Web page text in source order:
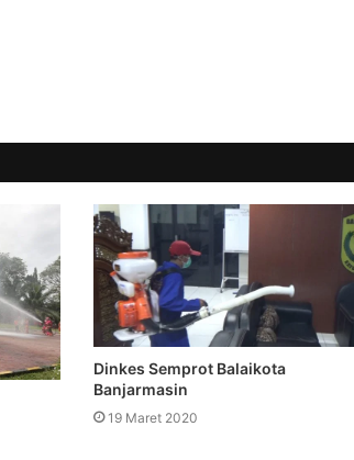
Dinkes Semprot Balaikota
Banjarmasin
19 Maret 2020